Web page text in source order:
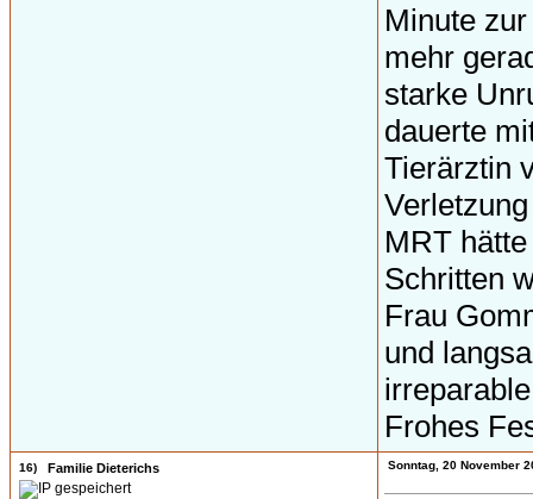
Minute
mehr
starke
dauerte
Tierärztin
MRT
Schritten
Frau
und
Frohes
16) Familie Dieterichs Sonntag, 20 November